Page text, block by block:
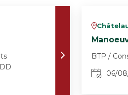
v
BTP /
06/